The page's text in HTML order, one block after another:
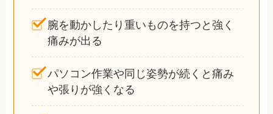
腕を動かしたり重いものを持つと強く
痛みが出る
パソコン作業や同じ姿勢が続くと痛み
や張りが強くなる